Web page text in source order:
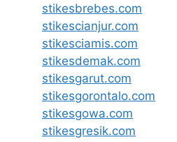
stikesbrebes.com
stikescianjur.com
stikesciamis.com
stikesdemak.com
stikesgarut.com
stikesgorontalo.com
stikesgowa.com
stikesgresik.com